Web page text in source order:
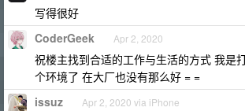
写得很好
CoderGeek Apr 2, 2020
祝楼主找到合适的工作与生活的方式 我是
个环境了 在大厂也没有那么好 = =
issuz Apr 2, 2020 via iPhone